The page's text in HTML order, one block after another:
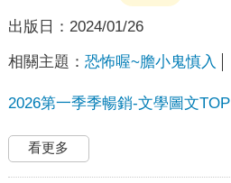
出版日： 2024/01/26
相關主題： 恐怖喔~膽小鬼慎入
2026第一季季暢銷-文學圖文TOP
看更多